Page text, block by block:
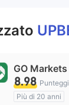
GO Markets
8.98
Più di 20 anni